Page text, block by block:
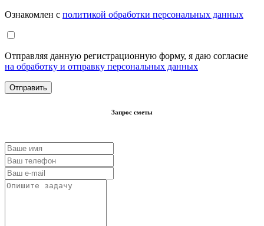
Ознакомлен с политикой обработки персональных данных
Отправляя данную регистрационную форму, я даю согласие
на обработку и отправку персональных данных
Запрос сметы